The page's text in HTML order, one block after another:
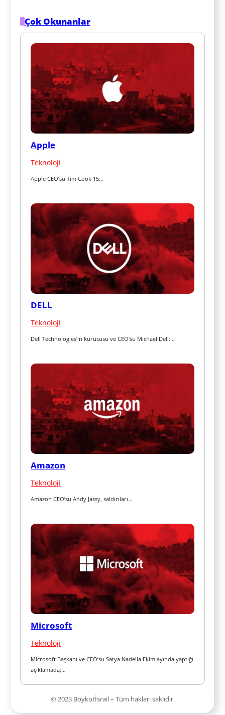
Çok Okunanlar
Apple
Teknoloji
Apple CEO’su Tim Cook 15…
DELL
Teknoloji
Dell Technologies’in kurucusu ve CEO’su Michael Dell:…
Amazon
Teknoloji
Amazon CEO’su Andy Jassy, saldırıları…
Microsoft
Teknoloji
Microsoft Başkanı ve CEO’su Satya Nadella Ekim ayında yaptığı
açıklamada;…
© 2023 Boykotİsrail – Tüm hakları saklıdır.